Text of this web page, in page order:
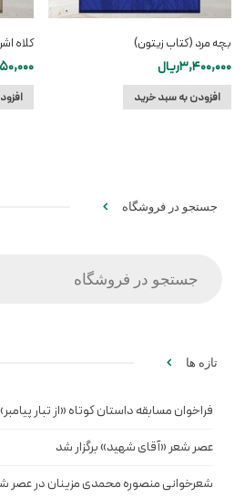
بچه مرد (کتاب زیتون)
3,400,000ریال
افزودن به سبد خرید
کلاه
جستجو در فروشگاه
تازه ها
فراخوان مسابقه داستان کوتاه «از تبار
عصر شعر «آقای شهید» برگزار شد
شعرخوانی منصوره محمدی مزینان در عصر